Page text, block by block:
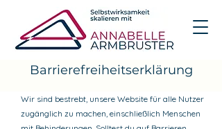
Barrierefreiheitserklärung
Wir sind bestrebt, unsere Website für alle Nutzer
zugänglich zu machen, einschließlich Menschen